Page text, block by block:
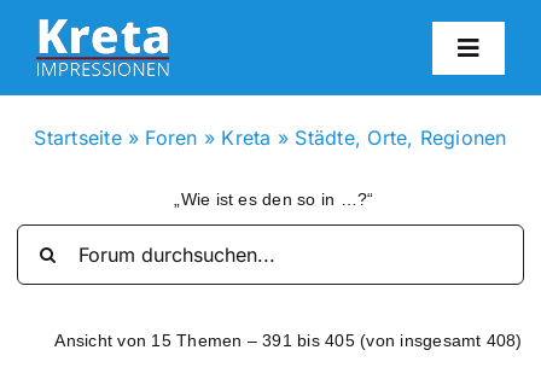
Zum
Inhalt
springen
Startseite» Foren » Kreta » Städte, Orte, Regionen
„Wie ist es den so in …?“
Ansicht von 15 Themen – 391 bis 405 (von insgesamt 408)